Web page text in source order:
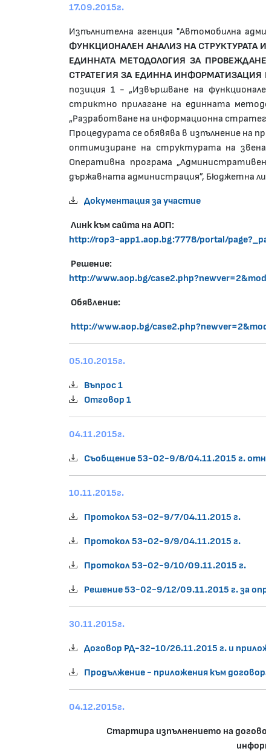
17.09.2015г.
Изпълнителна агенция "Автомобилна
ФУНКЦИОНАЛЕН АНАЛИЗ НА СТРУКТУРАТА
ЕДИННАТА МЕТОДОЛОГИЯ ЗА
СТРАТЕГИЯ ЗА ЕДИННА
позиция 1 - „Извършване на
стриктно прилагане на единната
„Разработване на информационна
Процедурата се обявява в изпълнение на
оптимизиране на структурата на
Оперативна програма
държавната администрация”, Бюджетна
Документация за участие
Линк към сайта на АОП:
http://rop3-app1.aop.bg:7778/portal/
Решение:
http://www.aop.bg/
Обявление:
http://www.aop.bg/
05.10.2015г.
Въпрос 1
Отговор 1
04.11.2015г.
Съобщение 53-02-9/8/04.11.2015 г.
10.11.2015г.
Протокол 53-02-9/7/04.11.2015 г.
Протокол 53-02-9/9/04.11.2015 г.
Протокол 53-02-9/10/09.11.2015 г.
Решение 53-02-9/12/09.11.2015 г. за
30.11.2015г.
Договор РД-32-10/26.11.2015 г. и
Продължение - приложения към
04.12.2015г.
Стартира изпълнението на